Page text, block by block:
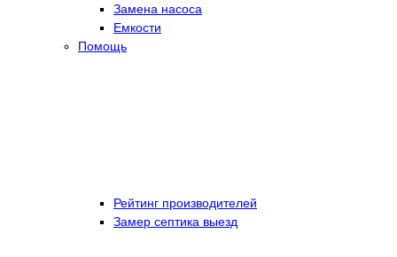
Замена насоса
Емкости
Помощь
Рейтинг производителей
Замер септика выезд